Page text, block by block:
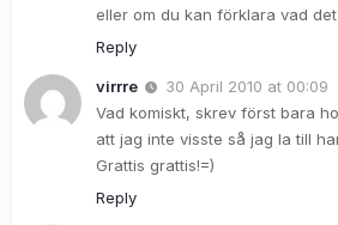
eller om du kan förklara vad
Reply
virrre
30 April 2010 at 00:09
Vad komiskt, skrev först bara
att jag inte visste så jag la till
Grattis grattis!=)
Reply